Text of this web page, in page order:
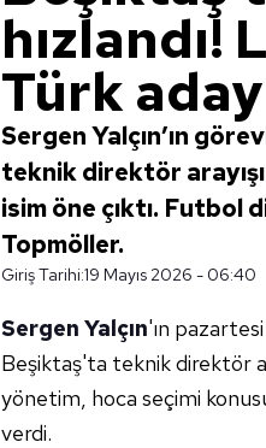
hızlandı!
Türk
Sergen Yalçın’ın
teknik direktör
isim öne çıktı. Futbol
Topmöller.
Giriş Tarihi:19 Mayıs 2026 - 06:40
Sergen Yalçın'ın
Beşiktaş'ta teknik direktör
yönetim, hoca seçimi
verdi.